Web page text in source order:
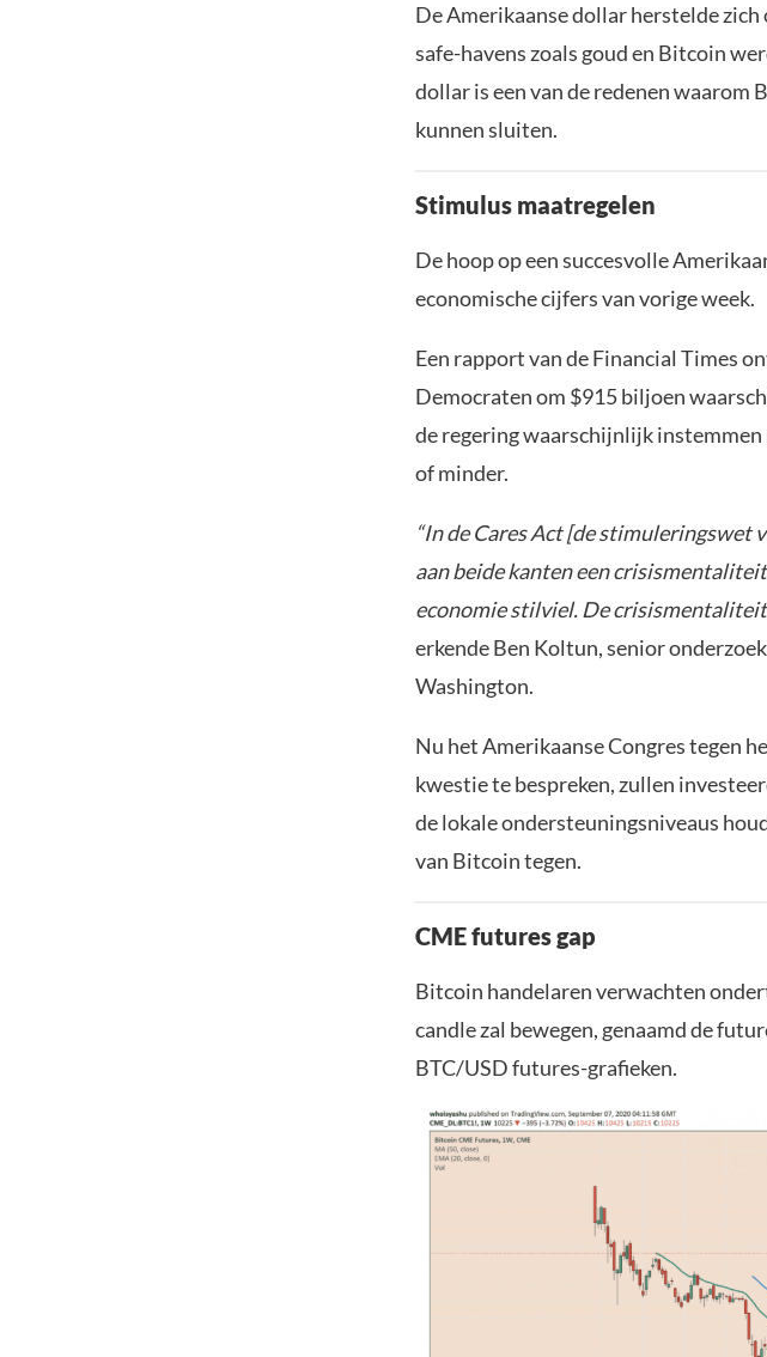
De Amerikaanse dollar herstelde
safe-havens zoals goud en Bitcoin
dollar is een van de redenen waarom
kunnen sluiten.
Stimulus maatregelen
De hoop op een succesvolle
economische cijfers van vorige week.
Een rapport van de Financial Times
Democraten om $915 biljoen
de regering waarschijnlijk
of minder.
“In de Cares Act [de stimuleringswet
aan beide kanten een
economie stilviel. De crisismentaliteit
erkende Ben Koltun, senior
Washington.
Nu het Amerikaanse Congres tegen
kwestie te bespreken, zullen
de lokale ondersteuningsniveaus
van Bitcoin tegen.
CME futures gap
Bitcoin handelaren verwachten
candle zal bewegen, genaamd de
BTC/USD futures-grafieken.